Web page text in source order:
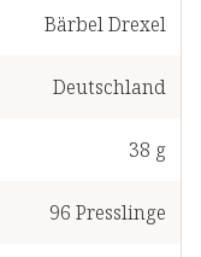
Bärbel Drexel
Deutschland
38 g
96 Presslinge